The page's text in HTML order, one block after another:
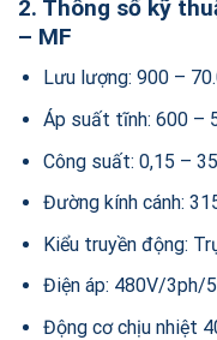
2. Thông số kỹ
– MF
Lưu lượng: 900 –
Áp suất tĩnh: 600 –
Công suất: 0,15 –
Đường kính cánh:
Kiểu truyền động:
Điện áp: 480V/3ph/
Động cơ chịu nhiệt